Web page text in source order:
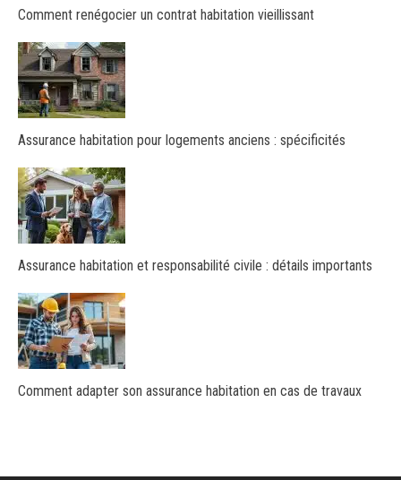
Comment renégocier un contrat habitation vieillissant
Assurance habitation pour logements anciens : spécificités
Assurance habitation et responsabilité civile : détails importants
Comment adapter son assurance habitation en cas de travaux